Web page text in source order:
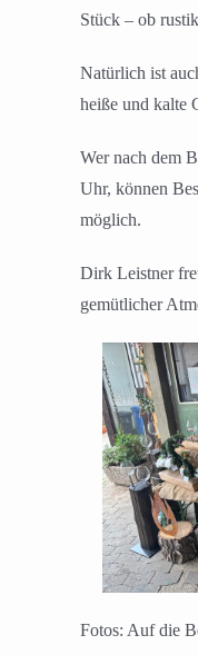
Stück – ob
Natürlich ist
heiße und kalte
Wer nach dem
Uhr, können
möglich.
Dirk Leistner
gemütlicher
Fotos: Auf die